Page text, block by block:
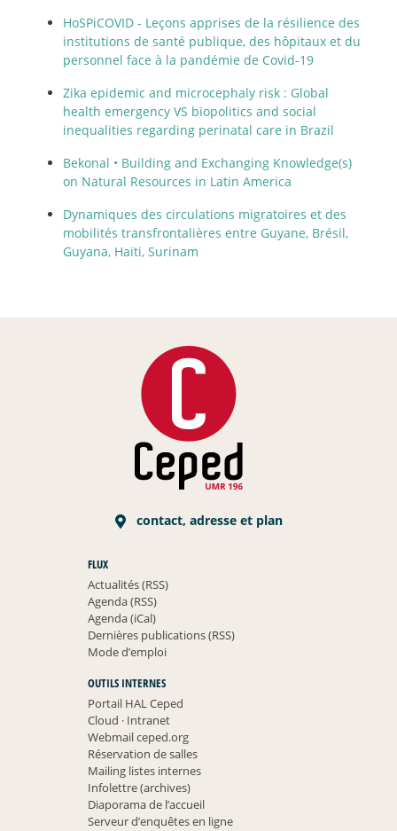
HoSPiCOVID - Leçons apprises de la résilience des
institutions de santé publique, des hôpitaux et du
personnel face à la pandémie de Covid-19
Zika epidemic and microcephaly risk : Global
health emergency VS biopolitics and social
inequalities regarding perinatal care in Brazil
Bekonal • Building and Exchanging Knowledge(s)
on Natural Resources in Latin America
Dynamiques des circulations migratoires et des
mobilités transfrontalières entre Guyane, Brésil,
Guyana, Haïti, Surinam
contact, adresse et plan
FLUX
Actualités (RSS)
Agenda (RSS)
Agenda (iCal)
Dernières publications (RSS)
Mode d’emploi
OUTILS INTERNES
Portail HAL Ceped
Cloud ·Intranet
Webmail ceped.org
Réservation de salles
Mailing listes internes
Infolettre (archives)
Diaporama de l’accueil
Serveur d’enquêtes en ligne